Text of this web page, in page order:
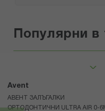
Популярни в
Avent
АВЕНТ ЗАЛЪГАЛКИ
ОРТОДОНТИЧНИ ULTRA AIR 0-